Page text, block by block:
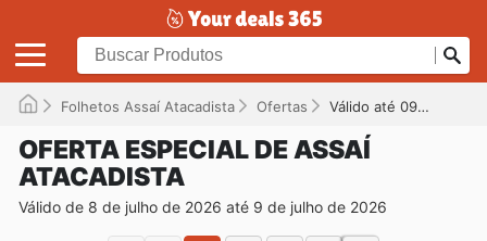
Folhetos Assaí Atacadista Ofertas Válido até 09/07/2026
OFERTA ESPECIAL DE ASSAÍ
ATACADISTA
Válido de 8 de julho de 2026 até 9 de julho de 2026